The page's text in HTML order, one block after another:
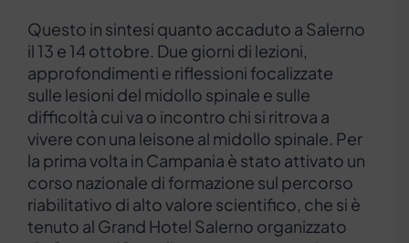
Questo in sintesi quanto accaduto a Salerno
il 13 e 14 ottobre. Due giorni di lezioni,
approfondimenti e riflessioni focalizzate
sulle lesioni del midollo spinale e sulle
difficoltà cui va o incontro chi si ritrova a
vivere con una leisone al midollo spinale. Per
la prima volta in Campania è stato attivato un
corso nazionale di formazione sul percorso
riabilitativo di alto valore scientifico, che si è
tenuto al Grand Hotel Salerno organizzato